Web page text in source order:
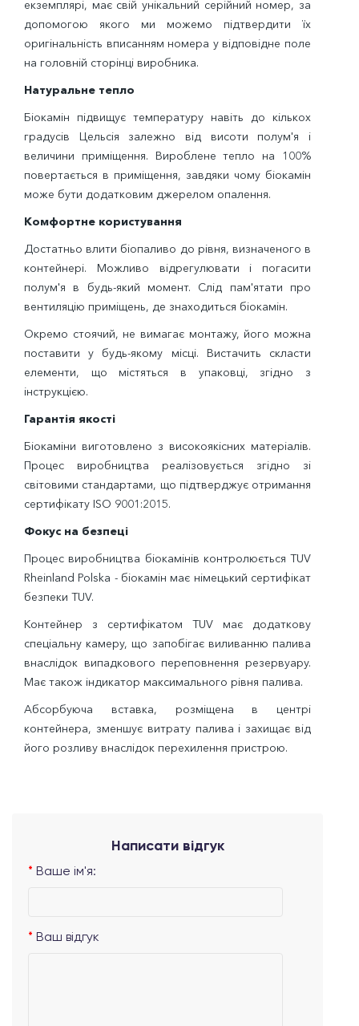
екземплярі, має свій унікальний серійний номер, за
допомогою якого ми можемо підтвердити їх
оригінальність вписанням номера у відповідне поле
на головній сторінці виробника.
Натуральне тепло
Біокамін підвищує температуру навіть до кількох
градусів Цельсія залежно від висоти полум'я і
величини приміщення. Вироблене тепло на 100%
повертається в приміщення, завдяки чому біокамін
може бути додатковим джерелом опалення.
Комфортне користування
Достатньо влити біопаливо до рівня, визначеного в
контейнері. Можливо відрегулювати і погасити
полум'я в будь-який момент. Слід пам'ятати про
вентиляцію приміщень, де знаходиться біокамін.
Окремо стоячий, не вимагає монтажу, його можна
поставити у будь-якому місці. Вистачить скласти
елементи, що містяться в упаковці, згідно з
інструкцією.
Гарантія якості
Біокаміни виготовлено з високоякісних матеріалів.
Процес виробництва реалізовується згідно зі
світовими стандартами, що підтверджує отримання
сертифікату ISO 9001:2015.
Фокус на безпеці
Процес виробництва біокамінів контролюється TUV
Rheinland Polska - біокамін має німецький сертифікат
безпеки TUV.
Контейнер з сертифікатом TUV має додаткову
спеціальну камеру, що запобігає виливанню палива
внаслідок випадкового переповнення резервуару.
Має також індикатор максимального рівня палива.
Абсорбуюча вставка, розміщена в центрі
контейнера, зменшує витрату палива і захищає від
його розливу внаслідок перехилення пристрою.
Написати відгук
Ваше ім'я:
Ваш відгук